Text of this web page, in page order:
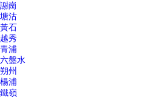
謝崗
塘沽
黃石
越秀
青浦
六盤水
朔州
楊浦
鐵嶺